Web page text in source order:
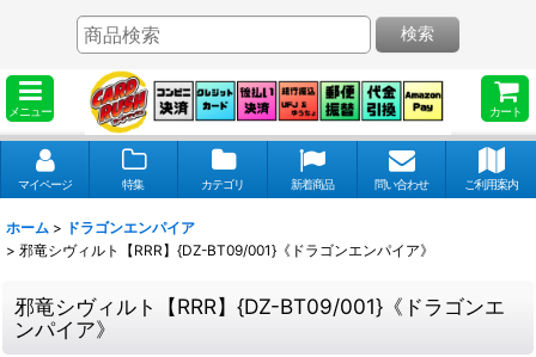
メニュー カート
検索
マイページ 特集 カテゴリ 新着商品 問い合わせ ご利用案内
ホーム > ドラゴンエンパイア
> 邪竜シヴィルト【RRR】{DZ-BT09/001}《ドラゴンエンパイア》
邪竜シヴィルト【RRR】{DZ-BT09/001}《ドラゴンエ
ンパイア》